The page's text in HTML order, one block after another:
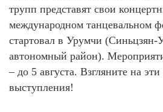
трупп представят свои
международном танцевальном
стартовал в Урумчи (Синьцзян-
автономный район).
– до 5 августа. Взгляните на
выступления!